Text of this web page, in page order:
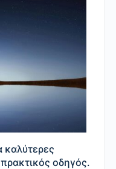
καλύτερες
οδηγός.